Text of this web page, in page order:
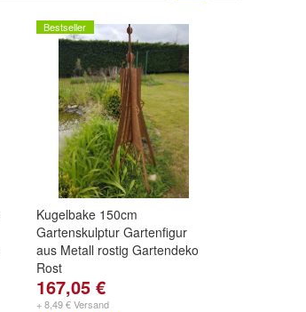
Bestseller
Kugelbake 150cm
Gartenskulptur Gartenfigur
aus Metall rostig Gartendeko
Rost
167,05 €
+ 8,49 € Versand